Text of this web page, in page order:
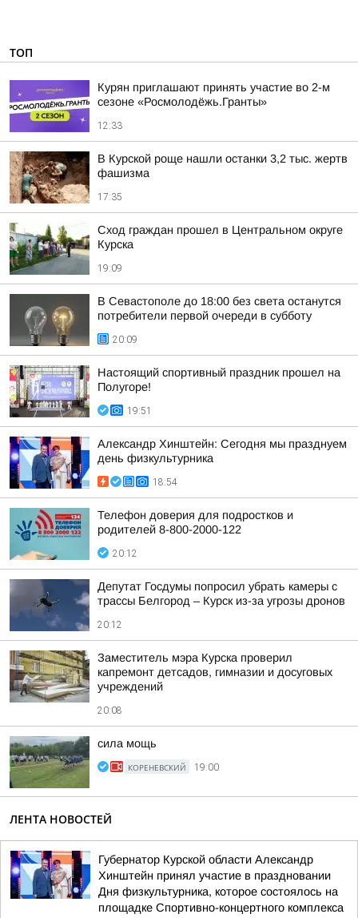
ТОП
Курян приглашают принять участие во 2-м
сезоне «Росмолодёжь.Гранты»
12:33
В Курской роще нашли останки 3,2 тыс. жертв
фашизма
17:35
Сход граждан прошел в Центральном округе
Курска
19:09
В Севастополе до 18:00 без света останутся
потребители первой очереди в субботу
20:09
Настоящий спортивный праздник прошел на
Полугоре!
19:51
Александр Хинштейн: Сегодня мы празднуем
день физкультурника
18:54
Телефон доверия для подростков и
родителей 8-800-2000-122
20:12
Депутат Госдумы попросил убрать камеры с
трассы Белгород – Курск из-за угрозы дронов
20:12
Заместитель мэра Курска проверил
капремонт детсадов, гимназии и досуговых
учреждений
20:08
сила мощь
КОРЕНЕВСКИЙ 19:00
ЛЕНТА НОВОСТЕЙ
Губернатор Курской области Александр
Хинштейн принял участие в праздновании
Дня физкультурника, которое состоялось на
площадке Спортивно-концертного комплекса